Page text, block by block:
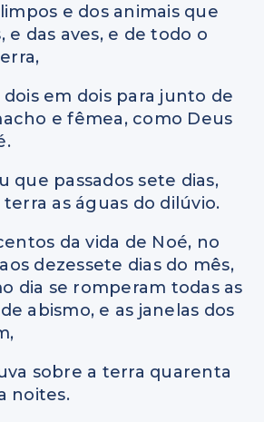
e dos animais que
e das aves, e de todo o
em dois para junto de
e fêmea, como Deus
que passados sete dias,
as águas do dilúvio.
da vida de Noé, no
dezessete dias do mês,
dia se romperam todas as
abismo, e as janelas dos
sobre a terra quarenta
noites.